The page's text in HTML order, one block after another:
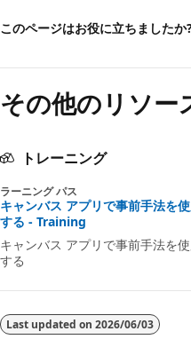
このページはお役に立ちましたか
その他のリソー
トレーニング
ラーニング パス
キャンバス アプリで事前手法を
する - Training
キャンバス アプリで事前手法を
する
Last updated on 2026/06/03